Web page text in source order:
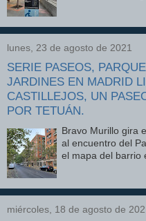
lunes, 23 de agosto de 2021
SERIE PASEOS,
JARDINES EN MADRID
CASTILLEJOS, UN
POR TETUÁN.
Bravo Murillo gira
al encuentro del
el mapa del barrio
miércoles, 18 de agosto de